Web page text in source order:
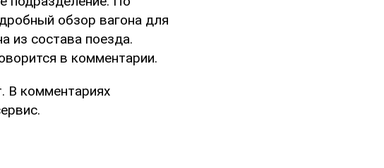
обзор вагона для
из состава поезда.
в комментарии.
В комментариях